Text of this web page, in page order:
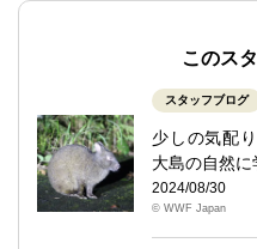
このス
スタッフブログ
少しの気配
大島の自然に
2024/08/30
© WWF Japan